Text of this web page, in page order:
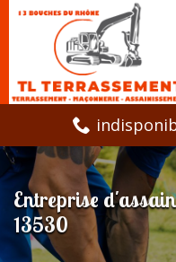
Entreprise
13530